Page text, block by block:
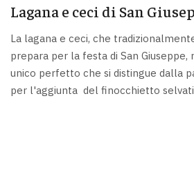
Lagana e ceci di San
La lagana e ceci, che
prepara per la festa di San
unico perfetto che si distingue dalla
per l'aggiunta del finocchietto